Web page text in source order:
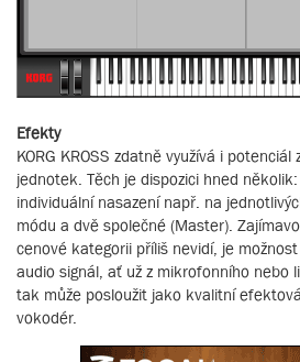
Efekty
KORG KROSS zdatně využívá i potenciál
jednotek. Těch je dispozici hned
individuální nasazení např. na
módu a dvě společné (Master).
cenové kategorii příliš nevidí, je
audio signál, ať už z mikrofonního nebo
tak může posloužit jako kvalitní
vokodér.